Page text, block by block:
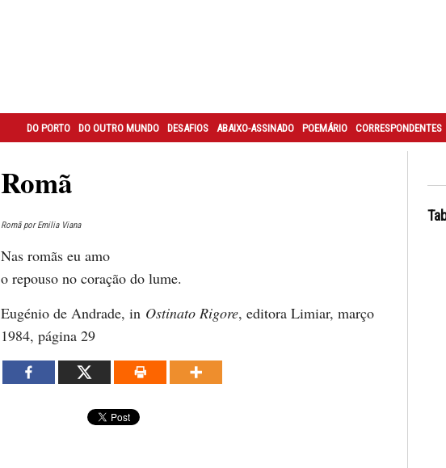
DO PORTO DO OUTRO MUNDO DESAFIOS ABAIXO-ASSINADO POEMÁRIO CORRESPONDENTES
Romã
Romã por Emilia Viana
Nas romãs eu amo
o repouso no coração do lume.
Eugénio de Andrade, in Ostinato Rigore, editora Limiar, março
1984, página 29